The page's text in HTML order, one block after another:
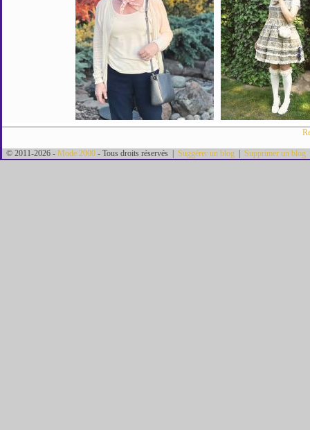
© 2011-2026 - Mode 2000 - Tous droits réservés | Suggérer un blog Supprimer un blog